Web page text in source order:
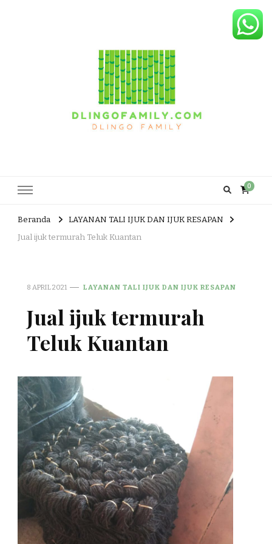
0
Beranda
LAYANAN TALI IJUK DAN IJUK RESAPAN
Jual ijuk termurah Teluk Kuantan
8 APRIL 2021 LAYANAN TALI IJUK DAN IJUK RESAPAN
Jual ijuk termurah
Teluk Kuantan